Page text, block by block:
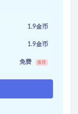
1.9金币
1.9金币
免费 推荐